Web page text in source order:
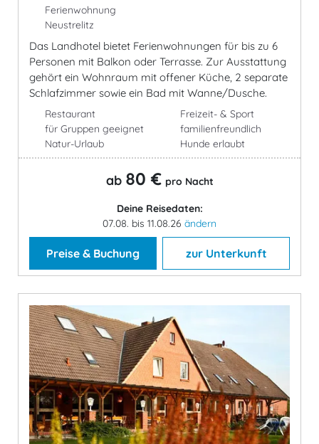
Ferienwohnung
Neustrelitz
Das Landhotel bietet Ferienwohnungen für bis zu 6
Personen mit Balkon oder Terrasse. Zur Ausstattung
gehört ein Wohnraum mit offener Küche, 2 separate
Schlafzimmer sowie ein Bad mit Wanne/Dusche.
Restaurant
für Gruppen geeignet
Natur-Urlaub
Freizeit- & Sport
familienfreundlich
Hunde erlaubt
ab 80 € pro Nacht
Deine Reisedaten:
07.08. bis 11.08.26 ändern
Preise & Buchung zur Unterkunft